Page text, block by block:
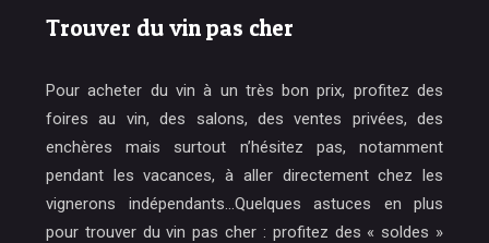
Trouver du vin pas cher
Pour acheter du vin à un très bon prix, profitez des
foires au vin, des salons, des ventes privées, des
enchères mais surtout n’hésitez pas, notamment
pendant les vacances, à aller directement chez les
vignerons indépendants…Quelques astuces en plus
pour trouver du vin pas cher : profitez des « soldes »